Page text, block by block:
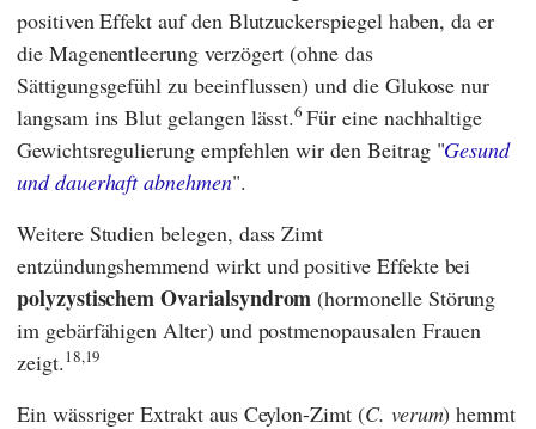
positiven Effekt auf den Blutzuckerspiegel haben, da er
die Magenentleerung verzögert (ohne das
Sättigungsgefühl zu beeinflussen) und die Glukose nur
langsam ins Blut gelangen lässt.6Für eine nachhaltige
Gewichtsregulierung empfehlen wir den Beitrag "Gesund
und dauerhaft abnehmen".
Weitere Studien belegen, dass Zimt
entzündungshemmend wirkt und positive Effekte bei
polyzystischem Ovarialsyndrom(hormonelle Störung
im gebärfähigen Alter) und postmenopausalen Frauen
zeigt.18,19
Ein wässriger Extrakt aus Ceylon-Zimt (C. verum) hemmt